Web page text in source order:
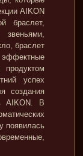
AIKON
браслет,
браслет
эффектные
успех
создания
AIKON. В
появилась